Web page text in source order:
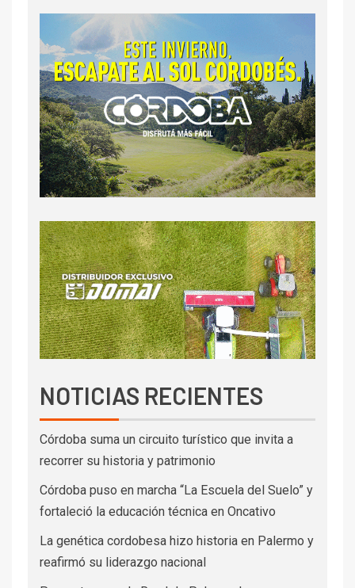
NOTICIAS RECIENTES
Córdoba suma un circuito turístico que invita a
recorrer su historia y patrimonio
Córdoba puso en marcha “La Escuela del Suelo” y
fortaleció la educación técnica en Oncativo
La genética cordobesa hizo historia en Palermo y
reafirmó su liderazgo nacional